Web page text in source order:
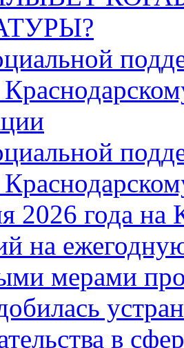
2026 года на
на
мерами
в